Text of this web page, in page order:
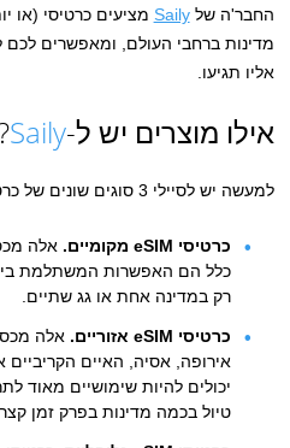
החבר'ה שלSaily
מדינות ברחבי העולם, ומאפשרים לכם
אליו תגיעו.
אילו מוצרים יש ל-Saily
למעשה יש לסיילי 3 סוגים שונים של כרטיסי איסים.
כרטיסי eSIM מקומיים.
אלה
כלל הם האפשרות המשתלמת
רק במדינה אחת או גג שתיים.
כרטיסי eSIM אזוריים.
אלה
אירופה, אסיה, האיים
יכולים להיות שימושיים מאוד
טיול בכמה מדינות בפרק זמן קצר.